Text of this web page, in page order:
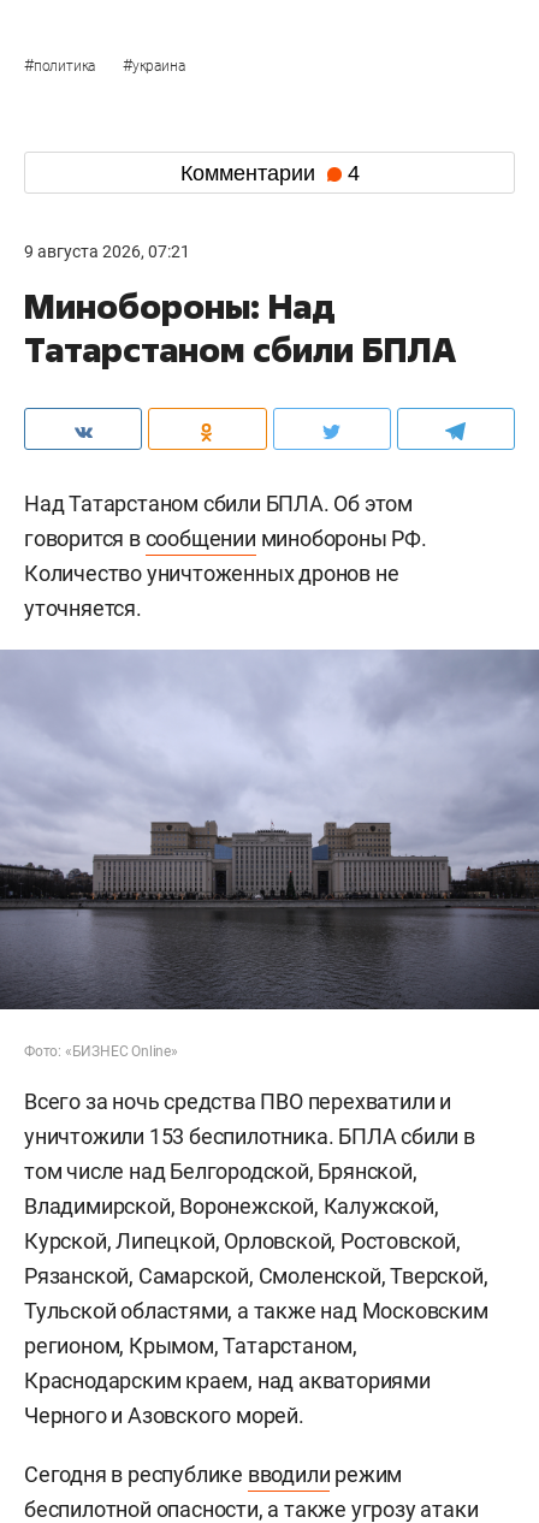
#политика #украина
Комментарии 4
9 августа 2026, 07:21
Минобороны: Над
Татарстаном сбили БПЛА
Над Татарстаном сбили БПЛА. Об этом
говорится всообщении минобороны РФ.
Количество уничтоженных дронов не
уточняется.
Фото: «БИЗНЕС Online»
Всего за ночь средства ПВО перехватили и
уничтожили 153 беспилотника. БПЛА сбили в
том числе над Белгородской, Брянской,
Владимирской, Воронежской, Калужской,
Курской, Липецкой, Орловской, Ростовской,
Рязанской, Самарской, Смоленской, Тверской,
Тульской областями, а также над Московским
регионом, Крымом, Татарстаном,
Краснодарским краем, над акваториями
Черного и Азовского морей.
Сегодня в республике вводили режим
беспилотной опасности, а также угрозу атаки